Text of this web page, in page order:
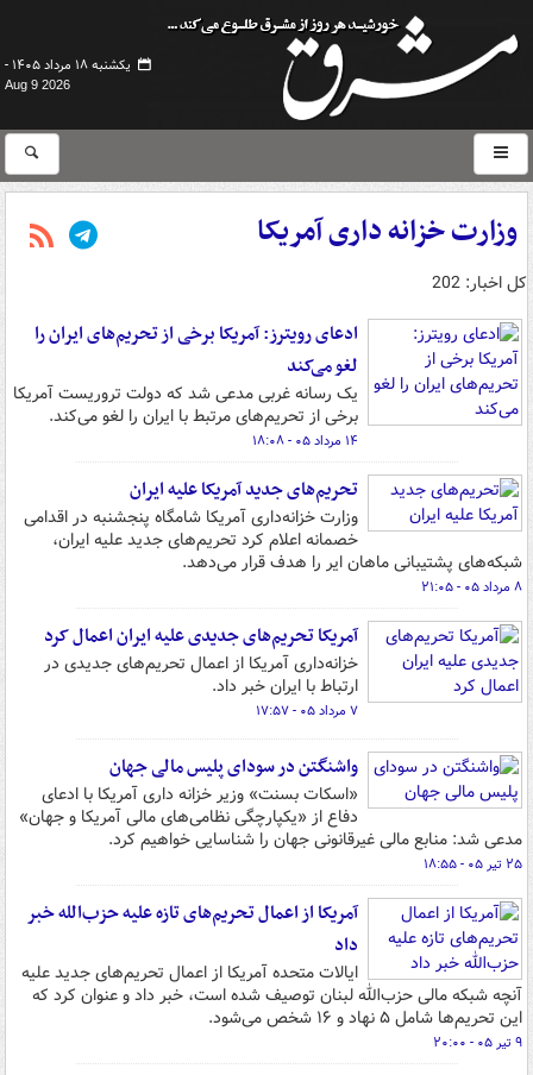
یکشنبه ۱۸ مرداد ۱۴۰۵ -
Aug 9 2026
وزارت خزانه داری آمریکا
کل اخبار: 202
ادعای رویترز: آمریکا برخی از تحریم‌های ایران را
لغو می‌کند
یک رسانه غربی مدعی شد که دولت تروریست آمریکا
برخی از تحریم‌های مرتبط با ایران را لغو می‌کند.
۱۴ مرداد ۰۵ - ۱۸:۰۸
تحریم‌های جدید آمریکا علیه ایران
وزارت خزانه‌داری آمریکا شامگاه پنجشنبه در اقدامی
خصمانه اعلام کرد تحریم‌های جدید علیه ایران،
شبکه‌های پشتیبانی ماهان ایر را هدف قرار می‌دهد.
۸ مرداد ۰۵ - ۲۱:۰۵
آمریکا تحریم‌های جدیدی علیه ایران اعمال کرد
خزانه‌داری آمریکا از اعمال تحریم‌های جدیدی در
ارتباط با ایران خبر داد.
۷ مرداد ۰۵ - ۱۷:۵۷
واشنگتن در سودای پلیس مالی جهان
«اسکات بسنت» وزیر خزانه داری آمریکا با ادعای
دفاع از «یکپارچگی نظامی‌های مالی آمریکا و جهان»
مدعی شد: منابع مالی غیرقانونی جهان را شناسایی خواهیم کرد.
۲۵ تیر ۰۵ - ۱۸:۵۵
آمریکا از اعمال تحریم‌های تازه علیه حزب‌الله خبر
داد
ایالات متحده آمریکا از اعمال تحریم‌های جدید علیه
آنچه شبکه مالی حزب‌الله لبنان توصیف شده است، خبر داد و عنوان کرد که
این تحریم‌ها شامل ۵ نهاد و ۱۶ شخص می‌شود.
۹ تیر ۰۵ - ۲۰:۰۰